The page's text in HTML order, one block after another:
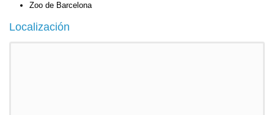
Zoo de Barcelona
Localización